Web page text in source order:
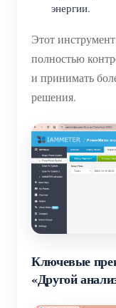
энергии.
Этот
полностью
и принимать
решения.
Ключевые
«Другой